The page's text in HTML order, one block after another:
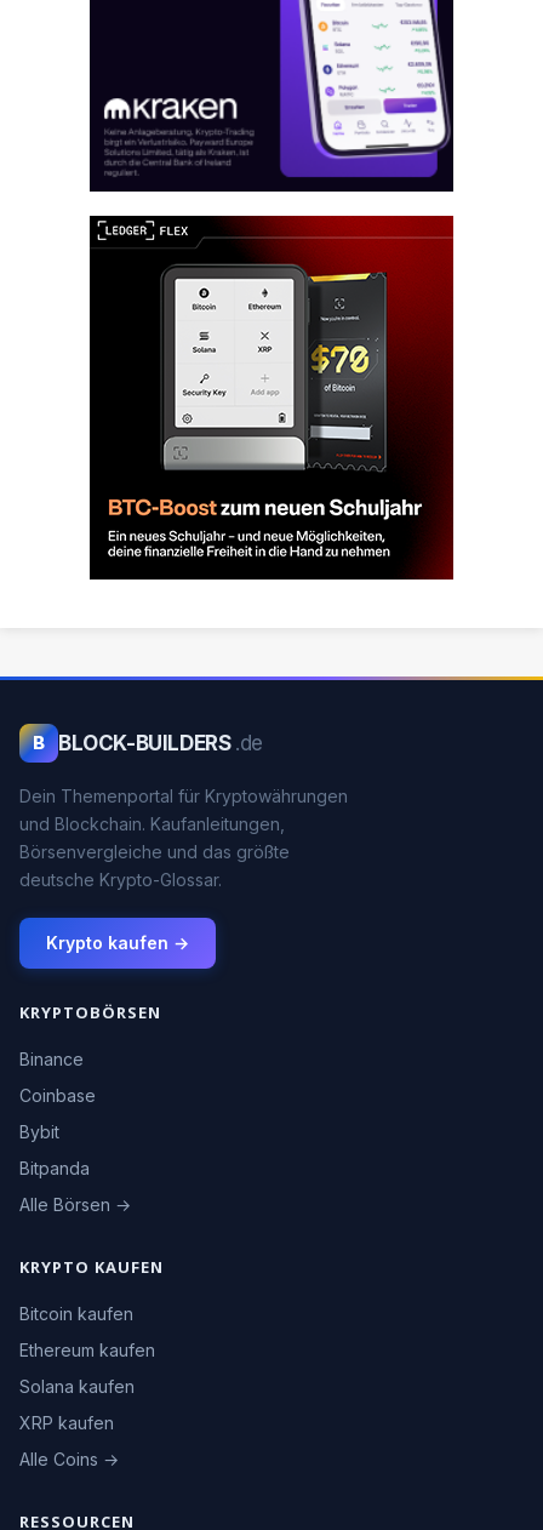
B BLOCK-BUILDERS .de
Dein Themenportal für Kryptowährungen
und Blockchain. Kaufanleitungen,
Börsenvergleiche und das größte
deutsche Krypto-Glossar.
Krypto kaufen →
KRYPTOBÖRSEN
Binance
Coinbase
Bybit
Bitpanda
Alle Börsen →
KRYPTO KAUFEN
Bitcoin kaufen
Ethereum kaufen
Solana kaufen
XRP kaufen
Alle Coins →
RESSOURCEN